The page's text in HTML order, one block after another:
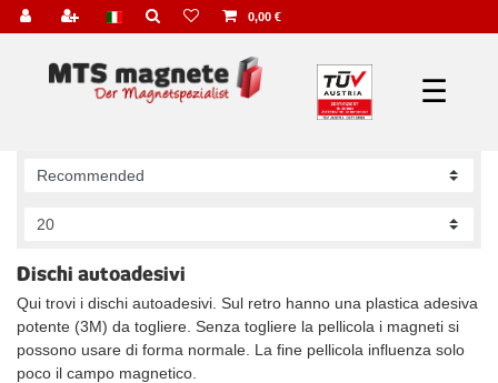
0,00 €
☰
Dischi autoadesivi
Qui trovi i dischi autoadesivi. Sul retro hanno una plastica adesiva
potente (3M) da togliere. Senza togliere la pellicola i magneti si
possono usare di forma normale. La fine pellicola influenza solo
poco il campo magnetico.